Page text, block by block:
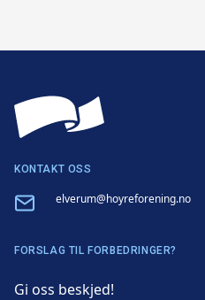
KONTAKT OSS
Email elverum@hoyreforening.no
FORSLAG TIL FORBEDRINGER?
Gi oss beskjed!